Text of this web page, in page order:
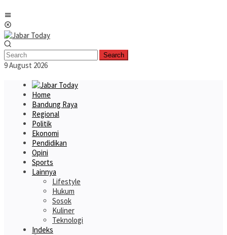
to
content
Search
9 August 2026
Home
Bandung Raya
Regional
Politik
Ekonomi
Pendidikan
Opini
Sports
Lainnya
Lifestyle
Hukum
Sosok
Kuliner
Teknologi
Indeks